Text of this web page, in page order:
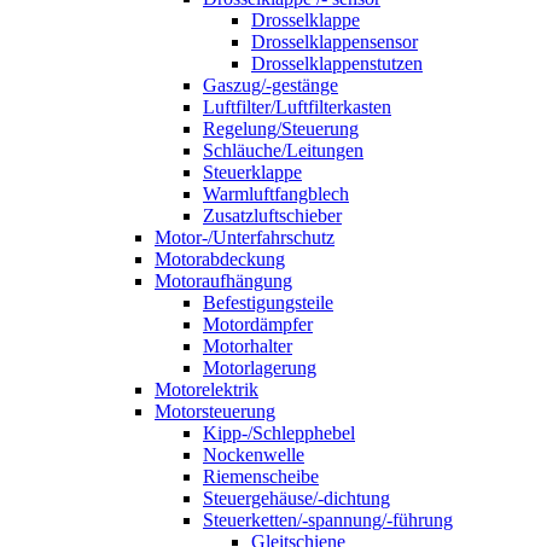
Drosselklappe
Drosselklappensensor
Drosselklappenstutzen
Gaszug/-gestänge
Luftfilter/Luftfilterkasten
Regelung/Steuerung
Schläuche/Leitungen
Steuerklappe
Warmluftfangblech
Zusatzluftschieber
Motor-/Unterfahrschutz
Motorabdeckung
Motoraufhängung
Befestigungsteile
Motordämpfer
Motorhalter
Motorlagerung
Motorelektrik
Motorsteuerung
Kipp-/Schlepphebel
Nockenwelle
Riemenscheibe
Steuergehäuse/-dichtung
Steuerketten/-spannung/-führung
Gleitschiene